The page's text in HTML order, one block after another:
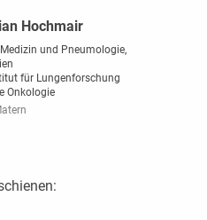
Hochmair
und Pneumologie,
für Lungenforschung
Onkologie